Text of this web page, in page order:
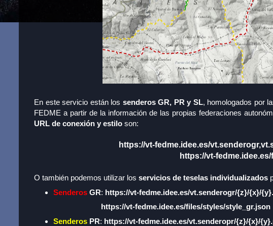
En este servicio están los senderos GR, PR y SL, homologados por
FEDME a partir de la información de las propias federaciones
URL de conexión y estilo son:
https://vt-fedme.idee.es/
https://vt-
O también podemos utilizar los servicios de teselas individualizados
SenderosGR: https://vt-fedme.idee.es/vt.senderogr/{z}/{x}/
https://vt-fedme.idee.es/files/styles/style_gr.json
SenderosPR: https://vt-fedme.idee.es/vt.senderopr/{z}/{x}/